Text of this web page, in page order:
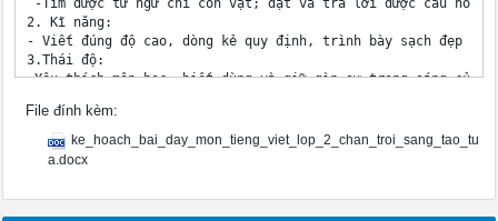
-Tìm được từ ngữ chỉ con vật; đặt và trả lời được câu hỏi
2. Kĩ năng:
- Viết đúng độ cao, dòng kẻ quy định, trình bày sạch đẹp
3.Thái độ:
-Yêu thích môn học, biết dùng và giữ gìn sự trong sáng
5.Phẩm chất: Rèn luyện phẩm chất chăm chỉ qua hoạt động
II. PHƯƠNG TIỆN DẠY HỌC:
1.Giáo viên : Mẫu chữ U, Ư hoa. Bảng phụ : Uống nước nhớ
File đính kèm:
ke_hoach_bai_day_mon_tieng_viet_lop_2_chan_troi_sang_tao_tu
a.docx